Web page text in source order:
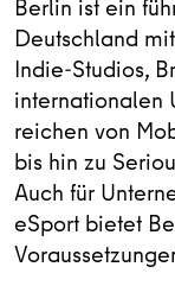
Berlin ist ein
Deutschland
Indie-Studios,
internationalen
reichen von
bis hin zu
Auch für
eSport bietet